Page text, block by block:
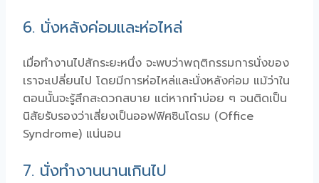
6. นั่งหลังค่อมและห่อไหล่
เมื่อทำงานไปสักระยะหนึ่ง จะพบว่าพฤติกรรมการนั่งของ
เราจะเปลี่ยนไป โดยมีการห่อไหล่และนั่งหลังค่อม แม้ว่าใน
ตอนนั้นจะรู้สึกสะดวกสบาย แต่หากทำบ่อย ๆ จนติดเป็น
นิสัยรับรองว่าเสี่ยงเป็นออฟฟิศซินโดรม (Office
Syndrome) แน่นอน
7. นั่งทำงานนานเกินไป